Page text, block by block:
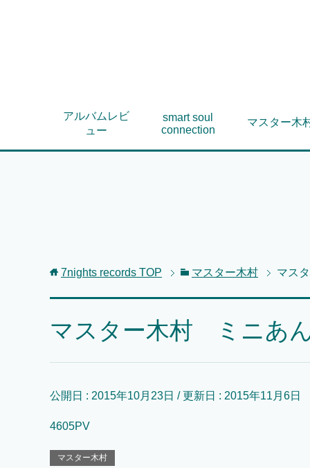
アルバムレビ
ュー
smart soul
connection
マスター木
7nights records TOP マスター木村 マス
マスター木村 ミニあ
公開日 : 2015年10月23日 / 更新日 : 2015年11月6日
4605PV
マスター木村